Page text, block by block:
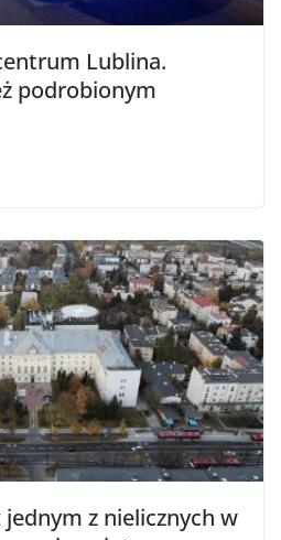
Lublina.
podrobionym
z nielicznych w